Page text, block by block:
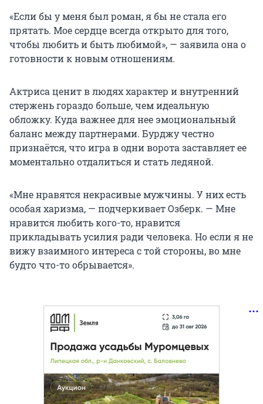
«Если бы у меня был роман, я бы не стала его
прятать. Мое сердце всегда открыто для того,
чтобы любить и быть любимой», — заявила она о
готовности к новым отношениям.
Актриса ценит в людях характер и внутренний
стержень гораздо больше, чем идеальную
обложку. Куда важнее для нее эмоциональный
баланс между партнерами. Бурджу честно
признаётся, что игра в одни ворота заставляет ее
моментально отдалиться и стать ледяной.
«Мне нравятся некрасивые мужчины. У них есть
особая харизма, — подчеркивает Озберк. — Мне
нравится любить кого-то, нравится
прикладывать усилия ради человека. Но если я не
вижу взаимного интереса с той стороны, во мне
будто что-то обрывается».